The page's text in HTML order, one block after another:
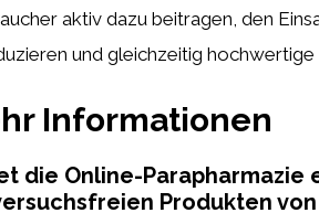
aktiv dazu beitragen, den
und gleichzeitig
Informationen
die Online-Parapharmazie
Produkten von